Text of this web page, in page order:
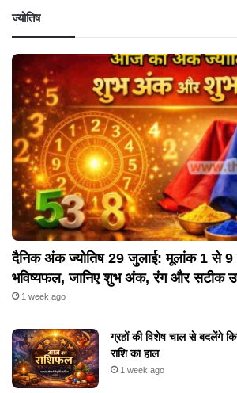
ज्योतिष
दैनिक अंक ज्योतिष 29 जुलाई: मूलांक 1 से 9
भविष्यफल, जानिए शुभ अंक, रंग और सटीक
1 week ago
ग्रहों की विशेष चाल से बदलेंगे
राशि का हाल
1 week ago